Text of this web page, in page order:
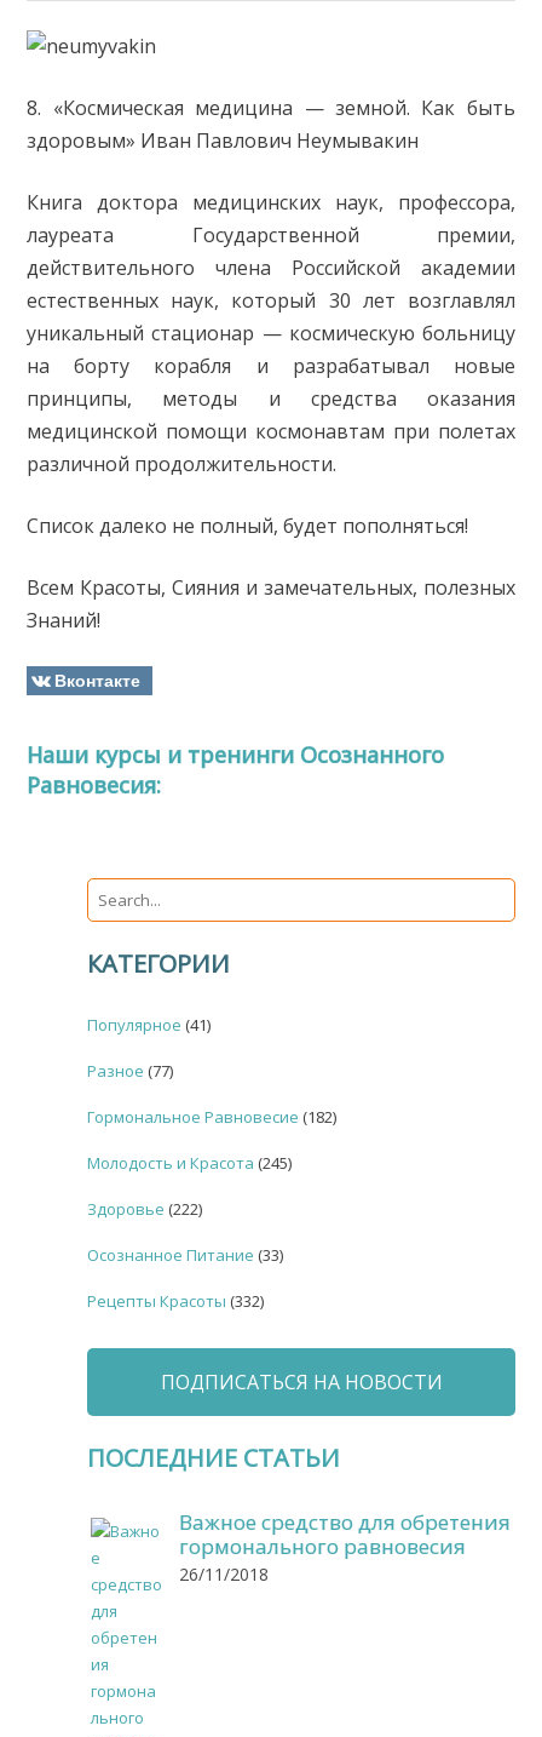
8. «Космическая медицина — земной. Как быть
здоровым» Иван Павлович Неумывакин
Книга доктора медицинских наук, профессора,
лауреата Государственной премии,
действительного члена Российской академии
естественных наук, который 30 лет возглавлял
уникальный стационар — космическую больницу
на борту корабля и разрабатывал новые
принципы, методы и средства оказания
медицинской помощи космонавтам при полетах
различной продолжительности.
Список далеко не полный, будет пополняться!
Всем Красоты, Сияния и замечательных, полезных
Знаний!
Вконтакте
Наши курсы и тренинги Осознанного
Равновесия:
КАТЕГОРИИ
Популярное (41)
Разное (77)
Гормональное Равновесие (182)
Молодость и Красота (245)
Здоровье (222)
Осознанное Питание (33)
Рецепты Красоты (332)
ПОДПИСАТЬСЯ НА НОВОСТИ
ПОСЛЕДНИЕ СТАТЬИ
Важное средство для обретения
гормонального равновесия
26/11/2018